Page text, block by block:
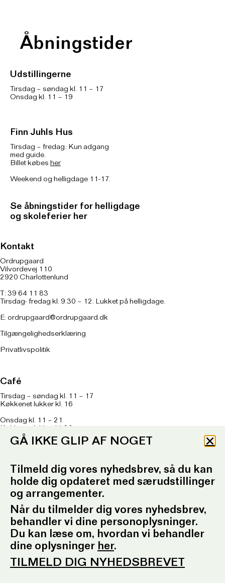
Åbningstider
Udstillingerne
Tirsdag – søndag kl. 11 – 17
Onsdag kl. 11 – 19
Finn Juhls Hus
Tirsdag – fredag: Kun adgang
med guide.
Billet købes her
Weekend og helligdage 11-17.
Se åbningstider for helligdage
og skoleferier her
Kontakt
Ordrupgaard
Vilvordevej 110
2920 Charlottenlund
T: 39 64 11 83
Tirsdag- fredag kl. 9.30 – 12. Lukket på helligdage.
E: ordrupgaard@ordrupgaard.dk
Tilgængelighedserklæring
Privatlivspolitik
Café
Tirsdag – søndag kl. 11 – 17
Køkkenet lukker kl. 16
Onsdag kl. 11 – 21
Om caféen her
Telefontid: Tirsdag – fredag
kl. 10.30-12.30 og kl. 16.30-17.30
ordrupgaard.mondrups@outlook.d
Presserum
Pressemeddelelser
Pressebilleder
Presseansvarlig
Fotobestilling
GÅ IKKE GLIP AF NOGET
Tilmeld dig vores nyhedsbrev, så du kan
holde dig opdateret med særudstillinger
og arrangementer.
Når du tilmelder dig vores nyhedsbrev,
behandler vi dine personoplysninger.
Du kan læse om, hvordan vi behandler
dine oplysninger her.
TILMELD DIG NYHEDSBREVET